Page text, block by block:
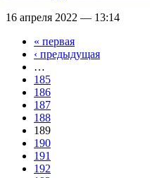
16 апреля 2022 — 13:14
Страницы
« первая
‹ предыдущая
…
185
186
187
188
189
190
191
192